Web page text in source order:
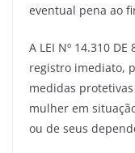
eventual pena ao
A LEI Nº 14.310
registro imediato,
medidas
mulher em
ou de seus